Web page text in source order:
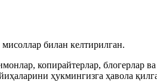
билан келтирилган.
копирайтерлар, блогерлар
ҳукмингизга ҳавола